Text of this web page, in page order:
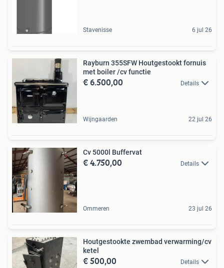
Stavenisse 6 jul 26
Rayburn 355SFW Houtgestookt fornuis
met boiler /cv functie
€ 6.500,00 Details
Wijngaarden 22 jul 26
Cv 5000l Buffervat
€ 4.750,00 Details
Ommeren 23 jul 26
Houtgestookte zwembad verwarming/cv
ketel
€ 500,00 Details